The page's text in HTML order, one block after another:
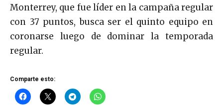
Monterrey, que fue líder en la campaña regular
con 37 puntos, busca ser el quinto equipo en
coronarse luego de dominar la temporada
regular.
Comparte esto: